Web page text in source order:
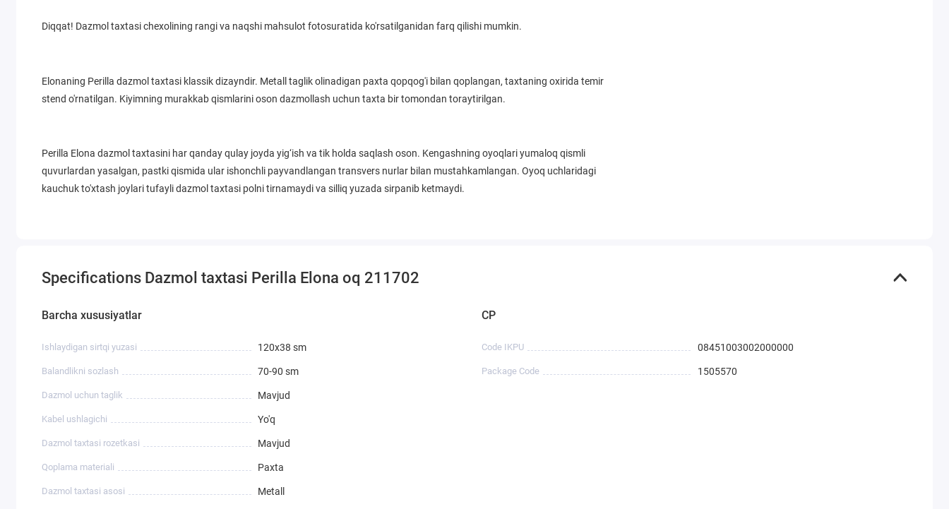
Diqqat! Dazmol taxtasi chexolining rangi va naqshi mahsulot fotosuratida ko'rsatilganidan farq qilishi mumkin.
Elonaning Perilla dazmol taxtasi klassik dizayndir. Metall taglik olinadigan paxta qopqog'i bilan qoplangan, taxtaning oxirida temir
stend o'rnatilgan. Kiyimning murakkab qismlarini oson dazmollash uchun taxta bir tomondan toraytirilgan.
Perilla Elona dazmol taxtasini har qanday qulay joyda yig‘ish va tik holda saqlash oson. Kengashning oyoqlari yumaloq qismli
quvurlardan yasalgan, pastki qismida ular ishonchli payvandlangan transvers nurlar bilan mustahkamlangan. Oyoq uchlaridagi
kauchuk to'xtash joylari tufayli dazmol taxtasi polni tirnamaydi va silliq yuzada sirpanib ketmaydi.
Specifications Dazmol taxtasi Perilla Elona oq 211702
Barcha xususiyatlar
Ishlaydigan sirtqi yuzasi 120х38 sm
Balandlikni sozlash 70-90 sm
Dazmol uchun taglik Mavjud
Kabel ushlagichi Yo'q
Dazmol taxtasi rozetkasi Mavjud
Qoplama materiali Paxta
Dazmol taxtasi asosi Metall
CP
Code IKPU 08451003002000000
Package Code 1505570